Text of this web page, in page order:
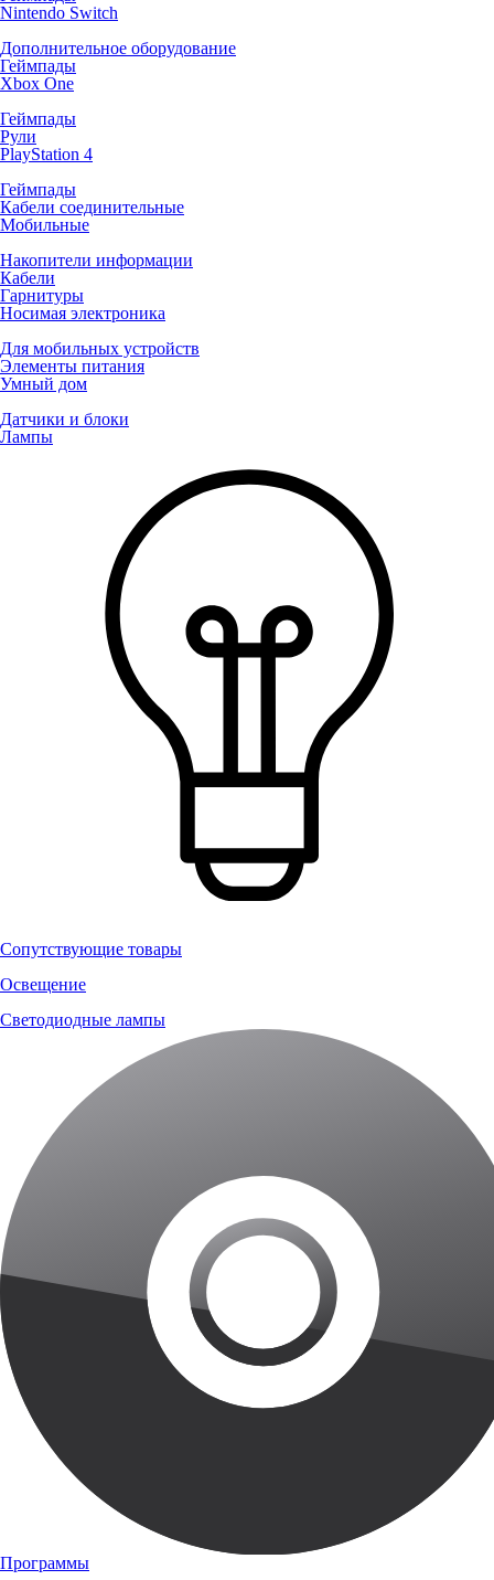
Nintendo Switch
Дополнительное оборудование
Геймпады
Xbox One
Геймпады
Рули
PlayStation 4
Геймпады
Кабели соединительные
Мобильные
Накопители информации
Кабели
Гарнитуры
Носимая электроника
Для мобильных устройств
Элементы питания
Умный дом
Датчики и блоки
Лампы
Сопутствующие товары
Освещение
Светодиодные лампы
Программы